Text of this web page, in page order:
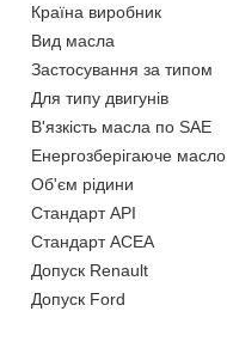
Країна виробник
Вид масла
Застосування за типом
Для типу двигунів
В'язкість масла по SAE
Енергозберігаюче масло
Об'єм рідини
Стандарт API
Стандарт ACEA
Допуск Renault
Допуск Ford